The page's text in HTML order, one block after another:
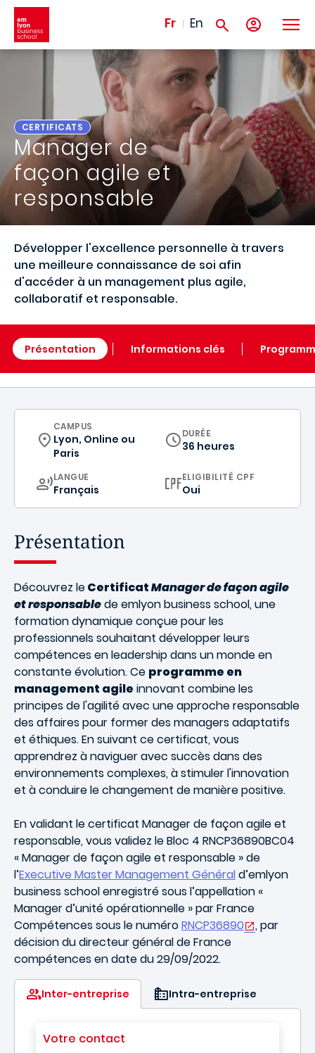
Aller au contenu principal
Fr En
CERTIFICATS
Manager de
façon agile et
responsable
Développer l'excellence personnelle à travers
une meilleure connaissance de soi afin
d'accéder à un management plus agile,
collaboratif et responsable.
Présentation Informations clés
CURRICULUM
CAMPUS
Lyon, Online ou
Paris
DURÉE
36 heures
CURRICULUM
LANGUE
Français
ELIGIBILITÉ CPF
Oui
Présentation
Découvrez leCertificatManager de façon agile
et responsablede emlyon business school, une
formation dynamique conçue pour les
professionnels souhaitant développer leurs
compétences en leadership dans un monde en
constante évolution. Ce programme en
management agile innovant combine les
principes de l'agilité avec une approche responsable
des affaires pour former des managers adaptatifs
et éthiques. En suivant ce certificat, vous
apprendrez à naviguer avec succès dans des
environnements complexes, à stimuler l'innovation
et à conduire le changement de manière positive.
En validant le certificat Manager de façon agile et
responsable, vous validez le Bloc 4 RNCP36890BC04
« Manager de façon agile et responsable » de
l’Executive Master Management Général d’emlyon
business school enregistré sous l’appellation «
Manager d’unité opérationnelle » par France
Compétences sous le numéroRNCP36890
, par
décision du directeur général de France
compétences en date du 29/09/2022.
Inter-entreprise Intra-entreprise
Votre contact